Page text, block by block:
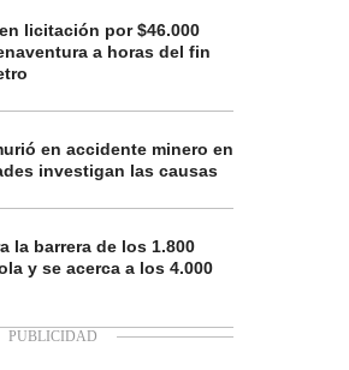
licitación por $46.000
a horas del fin
en accidente minero en
investigan las causas
la barrera de los 1.800
y se acerca a los 4.000